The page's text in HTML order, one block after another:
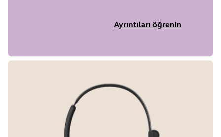
Ayrıntıları öğrenin